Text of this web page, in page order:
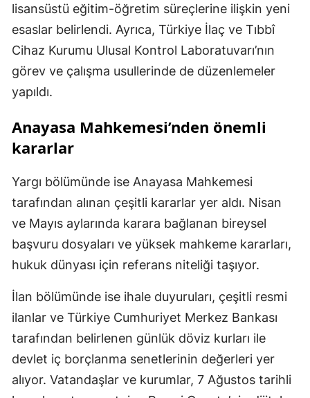
lisansüstü eğitim-öğretim süreçlerine ilişkin yeni
esaslar belirlendi. Ayrıca, Türkiye İlaç ve Tıbbî
Cihaz Kurumu Ulusal Kontrol Laboratuvarı’nın
görev ve çalışma usullerinde de düzenlemeler
yapıldı.
Anayasa Mahkemesi’nden önemli
kararlar
Yargı bölümünde ise Anayasa Mahkemesi
tarafından alınan çeşitli kararlar yer aldı. Nisan
ve Mayıs aylarında karara bağlanan bireysel
başvuru dosyaları ve yüksek mahkeme kararları,
hukuk dünyası için referans niteliği taşıyor.
İlan bölümünde ise ihale duyuruları, çeşitli resmi
ilanlar ve Türkiye Cumhuriyet Merkez Bankası
tarafından belirlenen günlük döviz kurları ile
devlet iç borçlanma senetlerinin değerleri yer
alıyor. Vatandaşlar ve kurumlar, 7 Ağustos tarihli